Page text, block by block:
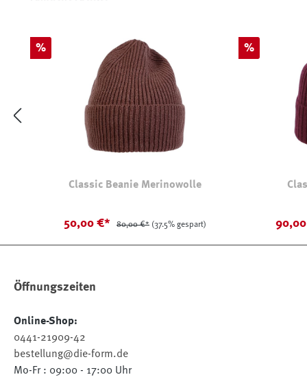
Rabatt
%
Classic Beanie Merinowolle
50,00 €* 80,00 €* (37.5% gespart)
Rabatt
%
Öffnungszeiten
Online-Shop:
0441-21909-42
bestellung@die-form.de
Mo-Fr : 09:00 - 17:00 Uhr